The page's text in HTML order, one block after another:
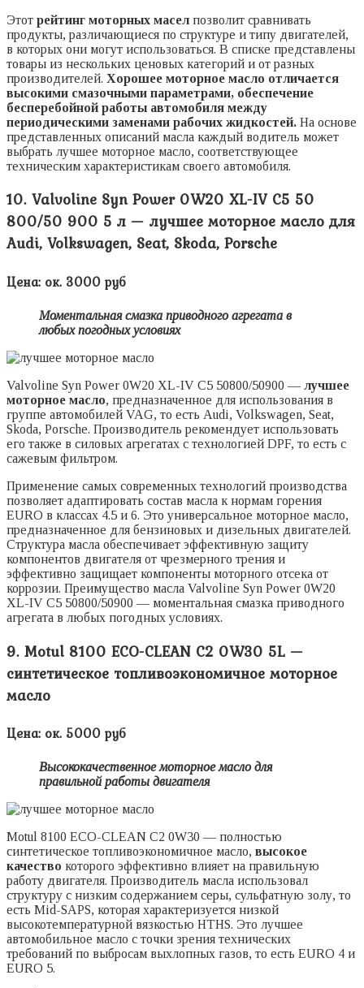
Этот рейтинг моторных масел позволит сравнивать
продукты, различающиеся по структуре и типу двигателей,
в которых они могут использоваться. В списке представлены
товары из нескольких ценовых категорий и от разных
производителей. Хорошее моторное масло отличается
высокими смазочными параметрами, обеспечение
бесперебойной работы автомобиля между
периодическими заменами рабочих жидкостей. На основе
представленных описаний масла каждый водитель может
выбрать лучшее моторное масло, соответствующее
техническим характеристикам своего автомобиля.
10. Valvoline Syn Power 0W20 XL-IV C5 50
800/50 900 5 л — лучшее моторное масло для
Audi, Volkswagen, Seat, Skoda, Porsche
Цена: ок. 3000 руб
Моментальная смазка приводного агрегата в
любых погодных условиях
Valvoline Syn Power 0W20 XL-IV C5 50800/50900 — лучшее
моторное масло, предназначенное для использования в
группе автомобилей VAG, то есть Audi, Volkswagen, Seat,
Skoda, Porsche. Производитель рекомендует использовать
его также в силовых агрегатах с технологией DPF, то есть с
сажевым фильтром.
Применение самых современных технологий производства
позволяет адаптировать состав масла к нормам горения
EURO в классах 4.5 и 6. Это универсальное моторное масло,
предназначенное для бензиновых и дизельных двигателей.
Структура масла обеспечивает эффективную защиту
компонентов двигателя от чрезмерного трения и
эффективно защищает компоненты моторного отсека от
коррозии. Преимущество масла Valvoline Syn Power 0W20
XL-IV C5 50800/50900 — моментальная смазка приводного
агрегата в любых погодных условиях.
9. Motul 8100 ECO-CLEAN C2 0W30 5L —
синтетическое топливоэкономичное моторное
масло
Цена: ок. 5000 руб
Высококачественное моторное масло для
правильной работы двигателя
Motul 8100 ECO-CLEAN C2 0W30 — полностью
синтетическое топливоэкономичное масло, высокое
качество которого эффективно влияет на правильную
работу двигателя. Производитель масла использовал
структуру с низким содержанием серы, сульфатную золу, то
есть Mid-SAPS, которая характеризуется низкой
высокотемпературной вязкостью HTHS. Это лучшее
автомобильное масло с точки зрения технических
требований по выбросам выхлопных газов, то есть EURO 4 и
EURO 5.